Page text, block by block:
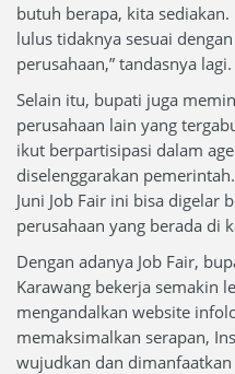
butuh berapa, kita
lulus tidaknya sesuai
perusahaan,” tandasnya lagi.
Selain itu, bupati juga
perusahaan lain yang
ikut berpartisipasi dalam
diselenggarakan
Juni Job Fair ini bisa digelar
perusahaan yang berada di
Dengan adanya Job Fair,
Karawang bekerja semakin
mengandalkan website
memaksimalkan serapan,
wujudkan dan